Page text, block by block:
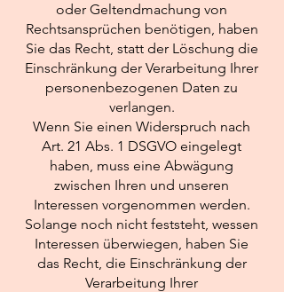
oder Geltendmachung von
Rechtsansprüchen benötigen, haben
Sie das Recht, statt der Löschung die
Einschränkung der Verarbeitung Ihrer
personenbezogenen Daten zu
verlangen.
Wenn Sie einen Widerspruch nach
Art. 21 Abs. 1 DSGVO eingelegt
haben, muss eine Abwägung
zwischen Ihren und unseren
Interessen vorgenommen werden.
Solange noch nicht feststeht, wessen
Interessen überwiegen, haben Sie
das Recht, die Einschränkung der
Verarbeitung Ihrer